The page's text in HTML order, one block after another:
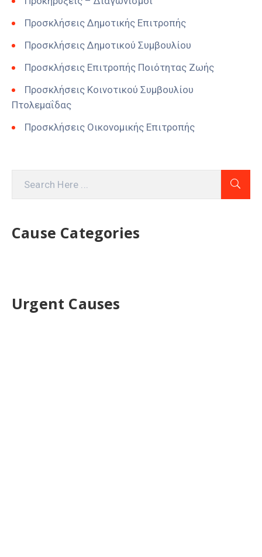
Προσκλήσεις Δημοτικής Επιτροπής
Προσκλήσεις Δημοτικού Συμβουλίου
Προσκλήσεις Επιτροπής Ποιότητας Ζωής
Προσκλήσεις Κοινοτικού Συμβουλίου
Πτολεμαΐδας
Προσκλήσεις Οικονομικής Επιτροπής
Cause Categories
Urgent Causes